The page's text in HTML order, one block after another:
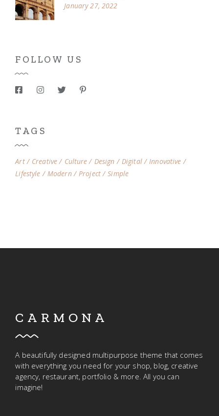
January 27, 2022
FOLLOW US
TAGS
Art Creative Culture Design Digital
Innovative
Lifestyle
Modern Project Simple
CARMONA
A beautifully designed multipurpose theme that comes
with everything you need for your shop, blog, creative
agency, restaurant, portfolio & more. All you can
imagine!